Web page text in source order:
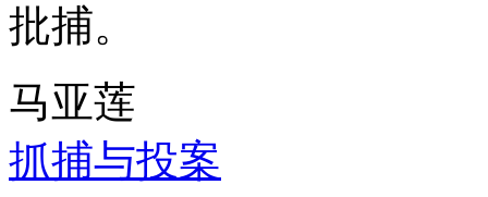
批捕。
马亚莲
抓捕与投案